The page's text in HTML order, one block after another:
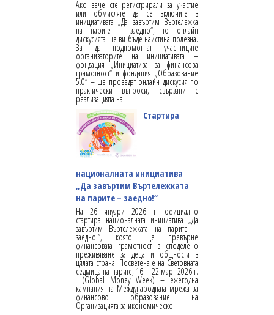
Ако вече сте регистрирали за участие
или обмисляте да се включите в
инициативата „Да завъртим Въртележка
на парите – заедно“, то онлайн
дискусията ще ви бъде наистина полезна.
За да подпомогнат участниците
организаторите на инициативата –
фондация „Инициатива за финансова
грамотност“ и фондация „Образование
5.0“ – ще проведат онлайн дискусия по
практически въпроси, свързани с
реализацията на
Стартира
националната инициатива
„Да завъртим Въртележката
на парите – заедно!“
На 26 януари 2026 г. официално
стартира националната инициатива „Да
завъртим Въртележката на парите –
заедно!“, която ще превърне
финансовата грамотност в споделено
преживяване за деца и общности в
цялата страна. Посветена е на Световната
седмица на парите, 16 – 22 март 2026 г.
(Global Money Week) – ежегодна
кампания на Международната мрежа за
финансово образование на
Организацията за икономическо